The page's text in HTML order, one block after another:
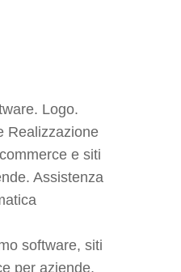
software, siti
per aziende,